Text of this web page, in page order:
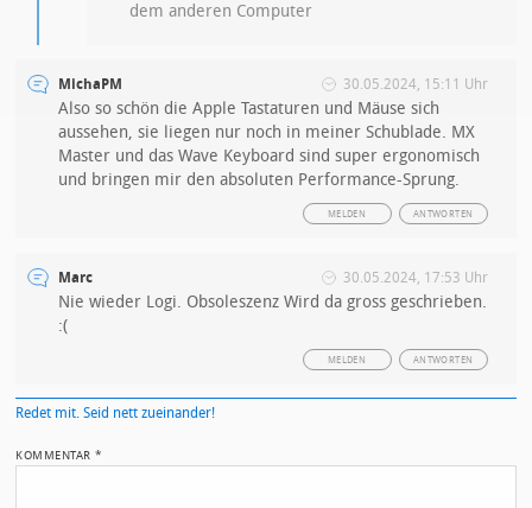
dem anderen Computer
MichaPM 30.05.2024, 15:11 Uhr
Also so schön die Apple Tastaturen und Mäuse sich
aussehen, sie liegen nur noch in meiner Schublade. MX
Master und das Wave Keyboard sind super ergonomisch
und bringen mir den absoluten Performance-Sprung.
ANTWORTEN
MELDEN
Marc 30.05.2024, 17:53 Uhr
Nie wieder Logi. Obsoleszenz Wird da gross geschrieben.
:(
ANTWORTEN
MELDEN
Redet mit. Seid nett zueinander!
KOMMENTAR*